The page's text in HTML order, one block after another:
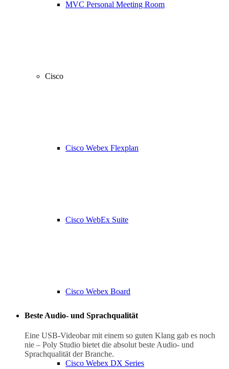
MVC Personal Meeting Room
Cisco
Cisco Webex Flexplan
Cisco WebEx Suite
Cisco Webex Board
Cisco Webex DX Series
Beste Audio- und Sprachqualität
Eine USB-Videobar mit einem so guten Klang gab es noch
nie – Poly Studio bietet die absolut beste Audio- und
Sprachqualität der Branche.